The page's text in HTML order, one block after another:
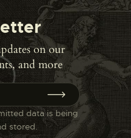
on our
and more
data is being
stored.